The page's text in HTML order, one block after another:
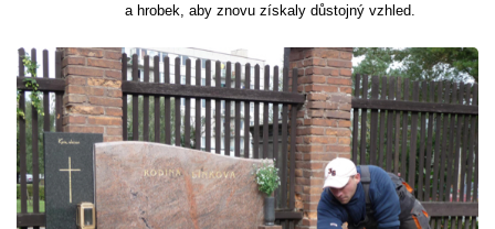
a hrobek, aby znovu získaly důstojný vzhled.